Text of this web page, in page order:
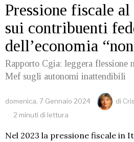
Pressione fiscale
sui contribuenti
dell’economia
Rapporto Cgia: leggera flessione
Mef sugli autonomi inattendibili
domenica, 7 Gennaio 2024 di
2 minuti di lettura
Nel 2023 la pressione fiscale in